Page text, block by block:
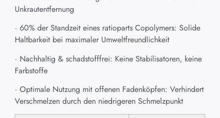
Unkrautentfernung
· 60% der Standzeit eines ratioparts Copolymers: Solide
Haltbarkeit bei maximaler Umweltfreundlichkeit
· Nachhaltig & schadstofffrei: Keine Stabilisatoren, keine
Farbstoffe
· Optimale Nutzung mit offenen Fadenköpfen: Verhindert
Verschmelzen durch den niedrigeren Schmelzpunkt